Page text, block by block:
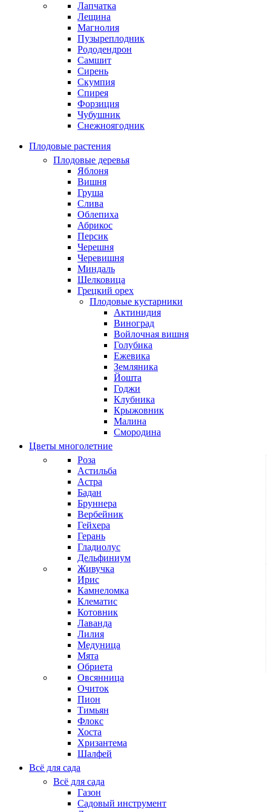
Лапчатка
Лещина
Магнолия
Пузыреплодник
Рододендрон
Самшит
Сирень
Скумпия
Спирея
Форзиция
Чубушник
Снежноягодник
Плодовые растения
Плодовые деревья
Яблоня
Вишня
Груша
Слива
Облепиха
Абрикос
Персик
Черешня
Черевишня
Миндаль
Шелковица
Грецкий орех
Плодовые кустарники
Актинидия
Виноград
Войлочная вишня
Голубика
Ежевика
Земляника
Йошта
Годжи
Клубника
Крыжовник
Малина
Смородина
Цветы многолетние
Роза
Астильба
Астра
Бадан
Бруннера
Вербейник
Гейхера
Герань
Гладиолус
Дельфиниум
Живучка
Ирис
Камнеломка
Клематис
Котовник
Лаванда
Лилия
Медуница
Мята
Обриета
Овсянница
Очиток
Пион
Тимьян
Флокс
Хоста
Хризантема
Шалфей
Всё для сада
Всё для сада
Газон
Садовый инструмент